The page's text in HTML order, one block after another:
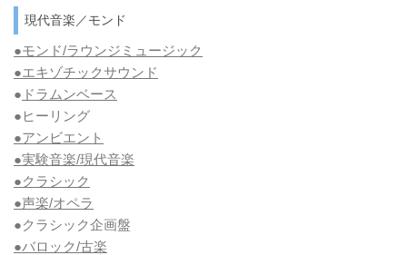
現代音楽／モンド
●モンド/ラウンジミュージック
●エキゾチックサウンド
● ドラムンベース
●ヒーリング
●アンビエント
●実験音楽/現代音楽
●クラシック
●声楽/オペラ
●クラシック企画盤
●バロック/古楽